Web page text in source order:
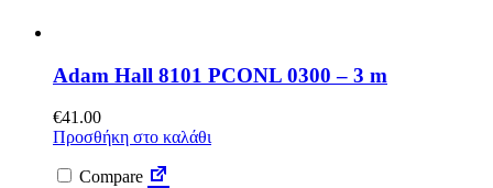
Adam Hall 8101 PCONL 0300 – 3 m
€41.00
Προσθήκη στο καλάθι
Compare